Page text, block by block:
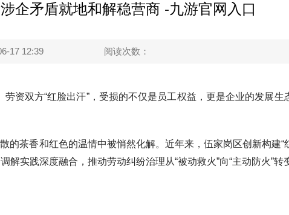
企矛盾就地和解稳营商 -九游官网入口
17 12:39 阅读次数：
双方“红脸出汗”，受损的不仅是员工权益，更是企业的发展生
香和红色的温情中被悄然化解。近年来，伍家岗区创新构建“
实践深度融合，推动劳动纠纷治理从“被动救火”向“主动防火”转